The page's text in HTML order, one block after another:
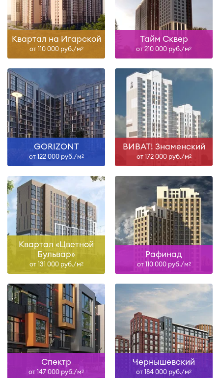
Квартал на Игарской
от 110 000 руб./м2
Тайм Сквер
от 210 000 руб./м2
GORIZONT
от 122 000 руб./м2
ВИВАТ! Знаменский
от 172 000 руб./м2
Квартал «Цветной
Бульвар»
от 131 000 руб./м2
Рафинад
от 110 000 руб./м2
Спектр
от 147 000 руб./м2
Чернышевский
от 184 000 руб./м2